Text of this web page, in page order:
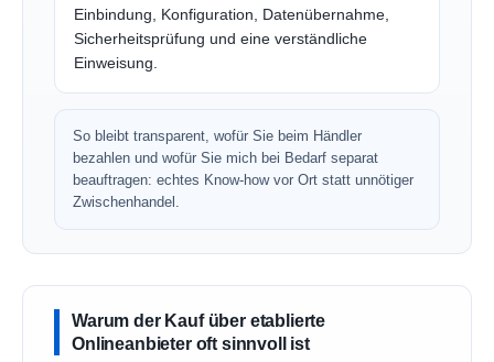
Einbindung, Konfiguration, Datenübernahme,
Sicherheitsprüfung und eine verständliche
Einweisung.
So bleibt transparent, wofür Sie beim Händler
bezahlen und wofür Sie mich bei Bedarf separat
beauftragen: echtes Know-how vor Ort statt unnötiger
Zwischenhandel.
Warum der Kauf über etablierte
Onlineanbieter oft sinnvoll ist